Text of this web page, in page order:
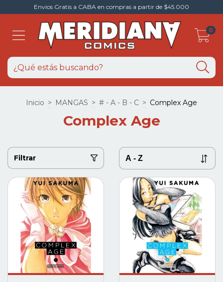
Envios Gratis a CABA en compras a partir de $45.000
0
Inicio > MANGAS > # - A - B - C > Complex Age
Complex Age
Filtrar